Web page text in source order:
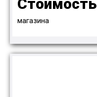
Стоимость
магазина